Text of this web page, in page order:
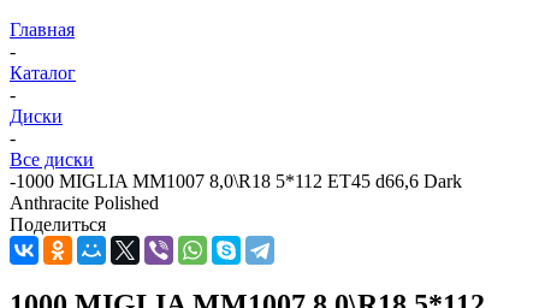
Главная
-
Каталог
-
Диски
-
Все диски
-1000 MIGLIA MM1007 8,0\R18 5*112 ET45 d66,6 Dark
Anthracite Polished
Поделиться